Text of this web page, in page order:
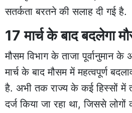
सतर्कता बरतने की सलाह दी गई है.
17 मार्च के बाद बदलेगा
मौसम विभाग के ताजा पूर्वानुमान के
मार्च के बाद मौसम में महत्वपूर्ण
है. अभी तक राज्य के कई हिस्सों में
दर्ज किया जा रहा था, जिससे लोगों